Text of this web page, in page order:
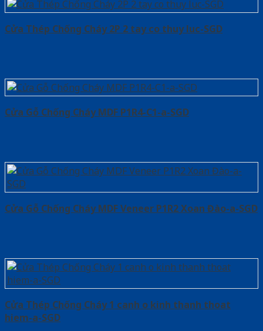
Cửa Thép Chống Cháy 2P 2 tay co thuy luc-SGD
Cửa Gỗ Chống Cháy MDF P1R4-C1-a-SGD
Cửa Gỗ Chống Cháy MDF Veneer P1R2 Xoan Đào-a-SGD
Cửa Thép Chống Cháy 1 canh o kinh thanh thoat
hiem-a-SGD